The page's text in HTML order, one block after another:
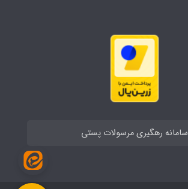
سامانه رهگیری مرسولات پستی